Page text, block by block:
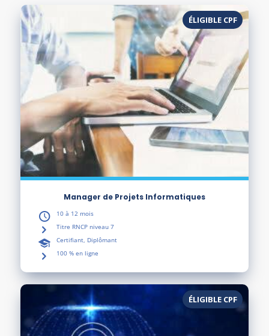
ÉLIGIBLE CPF
Manager de Projets Informatiques
10 à 12 mois
Titre RNCP niveau 7
Certifiant, Diplômant
100 % en ligne
ÉLIGIBLE CPF